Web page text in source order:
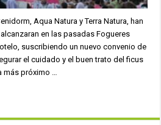
Aqua Natura y Terra Natura, han
en las pasadas Fogueres
suscribiendo un nuevo convenio de
el cuidado y el buen trato del ficus
más próximo …